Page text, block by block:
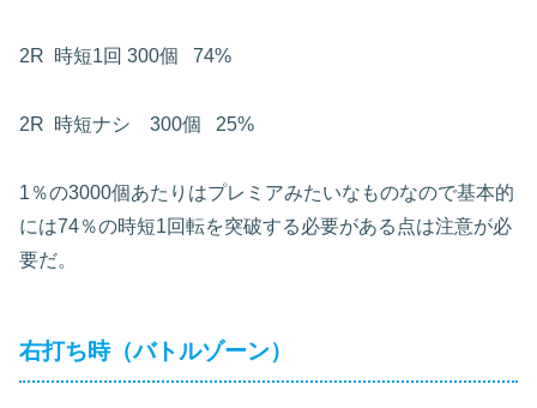
2R 時短1回 300個 74%
2R 時短ナシ 300個 25%
1％の3000個あたりはプレミアみたいなものなので基本的
には74％の時短1回転を突破する必要がある点は注意が必
要だ。
右打ち時（バトルゾーン）